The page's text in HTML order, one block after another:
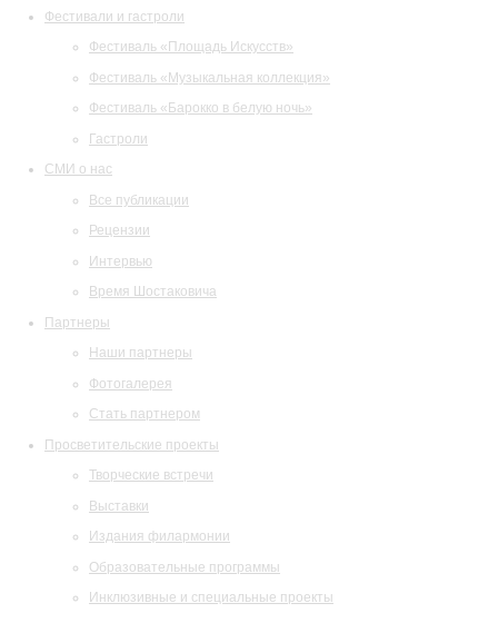
Фестивали и гастроли
Фестиваль «Площадь Искусств»
Фестиваль «Музыкальная коллекция»
Фестиваль «Барокко в белую ночь»
Гастроли
СМИ о нас
Все публикации
Рецензии
Интервью
Время Шостаковича
Партнеры
Наши партнеры
Фотогалерея
Стать партнером
Просветительские проекты
Творческие встречи
Выставки
Издания филармонии
Образовательные программы
Инклюзивные и специальные проекты